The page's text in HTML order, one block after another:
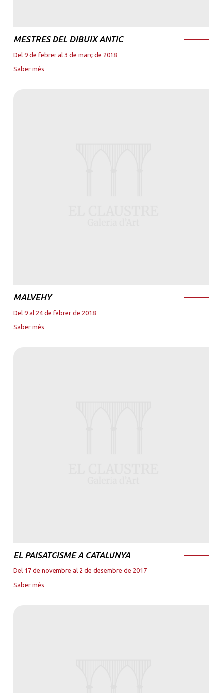
MESTRES DEL DIBUIX ANTIC
Del 9 de febrer al 3 de març de 2018
Saber més
MALVEHY
Del 9 al 24 de febrer de 2018
Saber més
EL PAISATGISME A CATALUNYA
Del 17 de novembre al 2 de desembre de 2017
Saber més